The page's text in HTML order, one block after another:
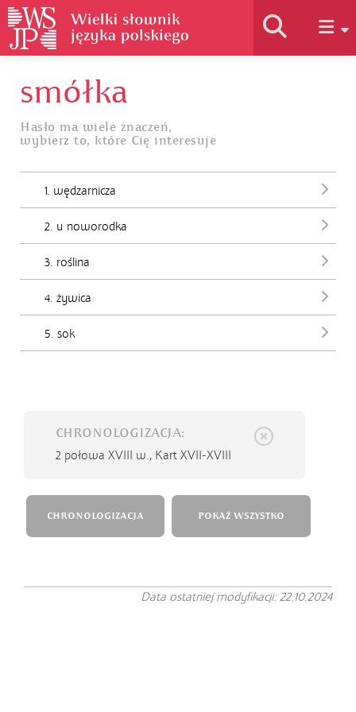
Jak korzystać
smółka
Hasło ma wiele znaczeń,
wybierz to, które Cię interesuje
1. wędzarnicza
2. u noworodka
3. roślina
4. żywica
5. sok
CHRONOLOGIZACJA:
2 połowa XVIII w., Kart XVII-XVIII
CHRONOLOGIZACJA POKAŻ WSZYSTKO
Data ostatniej modyfikacji: 22.10.2024